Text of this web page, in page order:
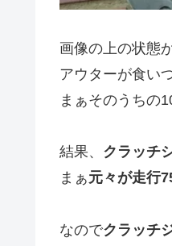
画像の上の状態
アウターが食い
まぁそのうちの
結果、 クラッチ
まぁ元々が走行
なのでクラッチ